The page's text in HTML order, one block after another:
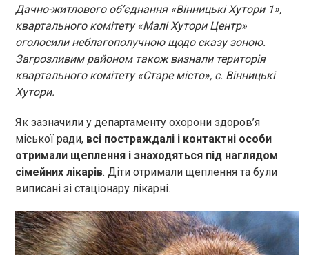
Дачно-житлового об’єднання «Вінницькі Хутори 1»,
квартального комітету «Малі Хутори Центр»
оголосили неблагополучною щодо сказу зоною.
Загрозливим районом також визнали територія
квартального комітету «Старе місто», с. Вінницькі
Хутори.
Як зазначили у департаменту охорони здоров’я
міської ради, всі постраждалі і контактні особи
отримали щеплення і знаходяться під наглядом
сімейних лікарів. Діти отримали щеплення та були
виписані зі стаціонару лікарні.